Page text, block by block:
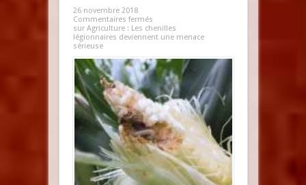
26 novembre 2018
Commentaires fermés
sur Agriculture : Les chenilles
légionnaires deviennent une menace
sérieuse